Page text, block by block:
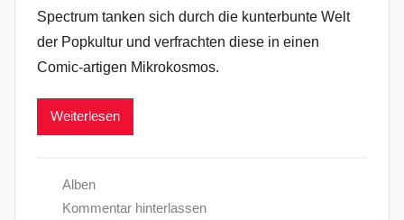
Spectrum tanken sich durch die kunterbunte Welt
der Popkultur und verfrachten diese in einen
Comic-artigen Mikrokosmos.
Weiterlesen
Alben
Kommentar hinterlassen